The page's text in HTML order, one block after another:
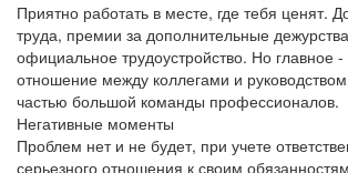
Приятно работать в месте, где тебя ценят.
труда, премии за дополнительные
официальное трудоустройство. Но главное
отношение между коллегами и
частью большой команды профессионалов.
Негативные моменты
Проблем нет и не будет, при учете
серьезного отношения к своим